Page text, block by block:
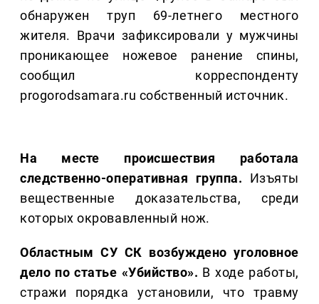
обнаружен труп 69-летнего местного
жителя. Врачи зафиксировали у мужчины
проникающее ножевое ранение спины,
сообщил корреспонденту
progorodsamara.ru собственный источник.
На месте происшествия работала
следственно-оперативная группа. Изъяты
вещественные доказательства, среди
которых окровавленный нож.
Областным СУ СК возбуждено уголовное
дело по статье «Убийство». В ходе работы,
стражи порядка установили, что травму